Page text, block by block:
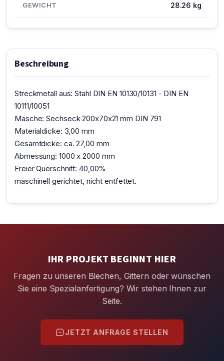
GEWICHT 28.26 kg
Beschreibung
Streckmetall aus: Stahl DIN EN 10130/10131 - DIN EN
10111/10051
Masche: Sechseck 200x70x21 mm DIN 791
Materialdicke: 3,00 mm
Gesamtdicke: ca. 27,00 mm
Abmessung: 1000 x 2000 mm
Freier Querschnitt: 40,00%
maschinell gerichtet, nicht entfettet.
IHR PROJEKT BEGINNT HIER
Fragen zu unseren Blechen, Gittern oder wünschen
Sie eine Spezialanfertigung? Wir stehen Ihnen zur
Seite.
JETZT ANFRAGE STELLEN